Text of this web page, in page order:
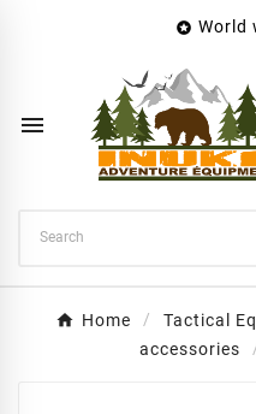
 World

Home Tactical
accessories
Wishlist name